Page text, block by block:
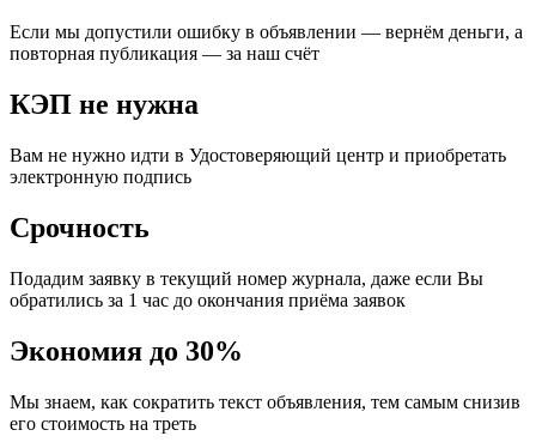
Если мы допустили ошибку в объявлении — вернём деньги, а
повторная публикация — за наш счёт
КЭП не нужна
Вам не нужно идти в Удостоверяющий центр и приобретать
электронную подпись
Срочность
Подадим заявку в текущий номер журнала, даже если Вы
обратились за 1 час до окончания приёма заявок
Экономия до 30%
Мы знаем, как сократить текст объявления, тем самым снизив
его стоимость на треть